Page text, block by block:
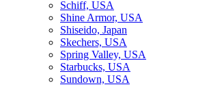
Schiff, USA
Shine Armor, USA
Shiseido, Japan
Skechers, USA
Spring Valley, USA
Starbucks, USA
Sundown, USA